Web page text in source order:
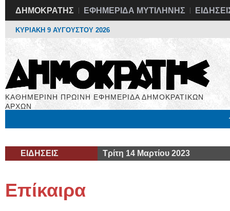
ΔΗΜΟΚΡΑΤΗΣ ΕΦΗΜΕΡΙΔΑ ΜΥΤΙΛΗΝΗΣ
ΚΥΡΙΑΚΗ 9 ΑΥΓΟΥΣΤΟΥ 2026
ΚΑΘΗΜΕΡΙΝΗ ΠΡΩΙΝΗ ΕΦΗΜΕΡΙΔΑ ΔΗΜΟΚΡΑΤΙΚΩΝ
ΑΡΧΩΝ
ΕΙΔΗΣΕΙΣ Τρίτη 14 Μαρτίου 2023
Επίκαιρα